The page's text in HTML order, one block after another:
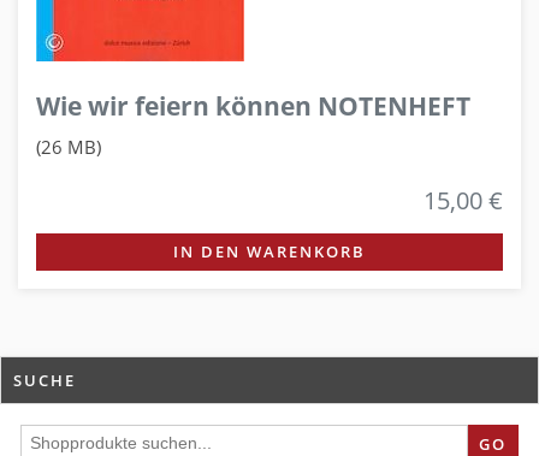
Wie wir feiern können NOTENHEFT
(26 MB)
15,00 €
IN DEN WARENKORB
SUCHE
GO